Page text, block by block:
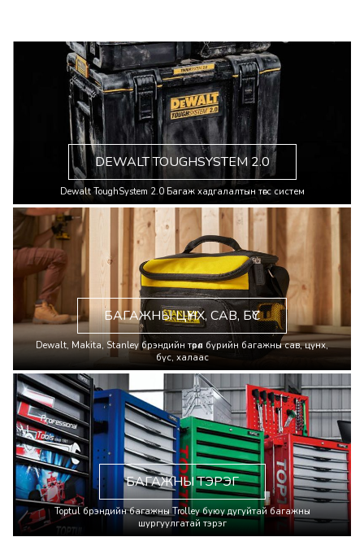
DEWALT TOUGHSYSTEM 2.0
Dewalt ToughSystem 2.0 Багаж хадгалалтын төгс систем
БАГАЖНЫ ЦҮНХ, САВ, БҮС
Dewalt, Makita, Stanley брэндийн төрөл бүрийн багажны сав, цүнх,
бүс, халаас
БАГАЖНЫ ТЭРЭГ
Toptul брэндийн багажны Trolley буюу дугуйтай багажны
шургуулгатай тэрэг